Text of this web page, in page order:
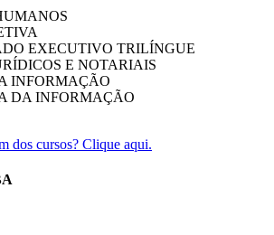
EXECUTIVO TRILÍNGUE
E NOTARIAIS
INFORMAÇÃO
DA INFORMAÇÃO
dos cursos? Clique aqui.